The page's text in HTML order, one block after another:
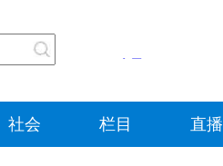
社会 栏目 直播